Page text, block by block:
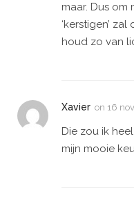
maar. Dus
‘kerstigen’
houd zo van
Xavier on 16
Die zou ik
mijn mooie